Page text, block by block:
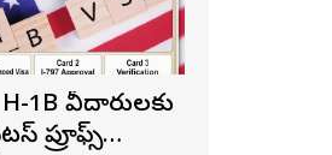
1B వీసాదారులకు
ప్రూఫ్స్